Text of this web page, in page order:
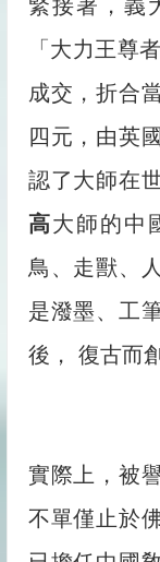
緊接著，義
「大力王尊
成交，折合
四元，由英
認了大師在
高大師的中
鳥、走獸、
是潑墨、工
後， 復古而
實際上，被
不單僅止於